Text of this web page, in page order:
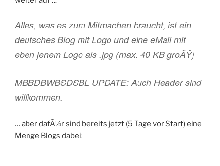
Alles, was es zum Mitmachen braucht, ist ein
deutsches Blog mit Logo und eine eMail mit
eben jenem Logo als .jpg (max. 40 KB groÃŸ)
MBBDBWBSDSBL UPDATE: Auch Header sind
willkommen.
… aber dafÃ¼r sind bereits jetzt (5 Tage vor Start) eine
Menge Blogs dabei: